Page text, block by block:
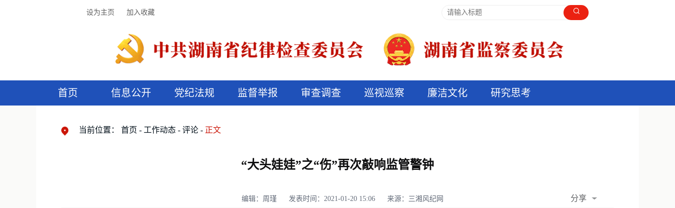
设为主页 加入收藏
首页 信息公开 党纪法规 监督举报 审查调查 巡视巡察 廉洁文化 研究思考
当前位置： 首页 工作动态 评论 正文
“大头娃娃”之“伤”再次敲响监管警钟
编辑：周瑾 发表时间：2021-01-20 15:06 来源：三湘风纪网 分享